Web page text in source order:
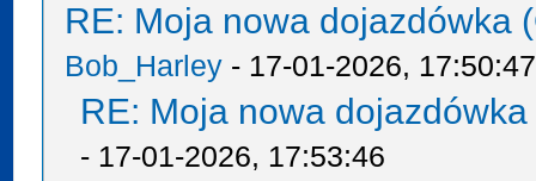
RE: Moja nowa dojazdówka
Bob_Harley - 17-01-2026, 17:50:47
RE: Moja nowa
- 17-01-2026, 17:53:46